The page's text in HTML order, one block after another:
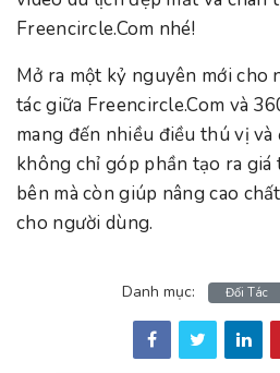
Freencircle.Com nhé!
Mở ra một kỷ nguyên mới cho
tác giữa Freencircle.Com và
mang đến nhiều điều thú vị
không chỉ góp phần tạo ra giá
bên mà còn giúp nâng cao
cho người dùng.
Danh mục: Đối Tác